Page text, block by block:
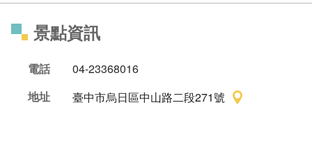
景點資訊
電話
04-23368016
地址
臺中市烏日區中山路二段271號